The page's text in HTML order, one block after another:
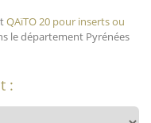
QAïTO 20 pour inserts ou
le département Pyrénées
: